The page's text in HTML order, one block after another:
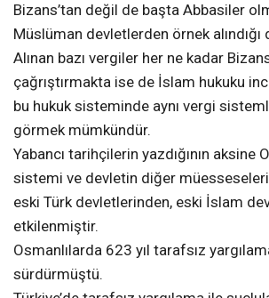
Bizans’tan değil de başta Abbasiler
Müslüman devletlerden örnek alındığı
Alınan bazı vergiler her ne kadar
çağrıştırmakta ise de İslam hukuku
bu hukuk sisteminde aynı vergi
görmek mümkündür.
Yabancı tarihçilerin yazdığının aksine
sistemi ve devletin diğer müesseseleri
eski Türk devletlerinden, eski İslam
etkilenmiştir.
Osmanlılarda 623 yıl tarafsız
sürdürmüştü.